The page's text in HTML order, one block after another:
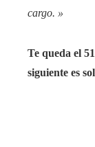
cargo. »
Te queda el
siguiente es